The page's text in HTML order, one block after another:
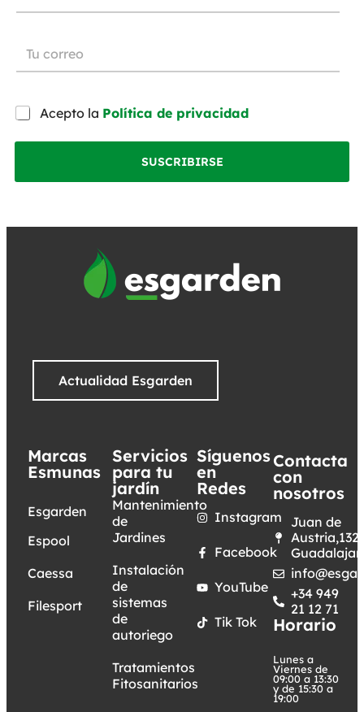
Acepto la Política de privacidad
SUSCRIBIRSE
Actualidad Esgarden
Marcas
Esmunas
Esgarden
Espool
Caessa
Filesport
Servicios
para tu
jardín
Mantenimiento
de
Jardines
Instalación
de
sistemas
de
autoriego
Tratamientos
Fitosanitarios
Síguenos
en
Redes
Instagram
Facebook
YouTube
Tik Tok
Contacta
con
nosotros
Juan de
Austria,132.
+34 949
21 12 71
Horario
Lunes a
Viernes de
09:00 a 13:30
y de 15:30 a
19:00